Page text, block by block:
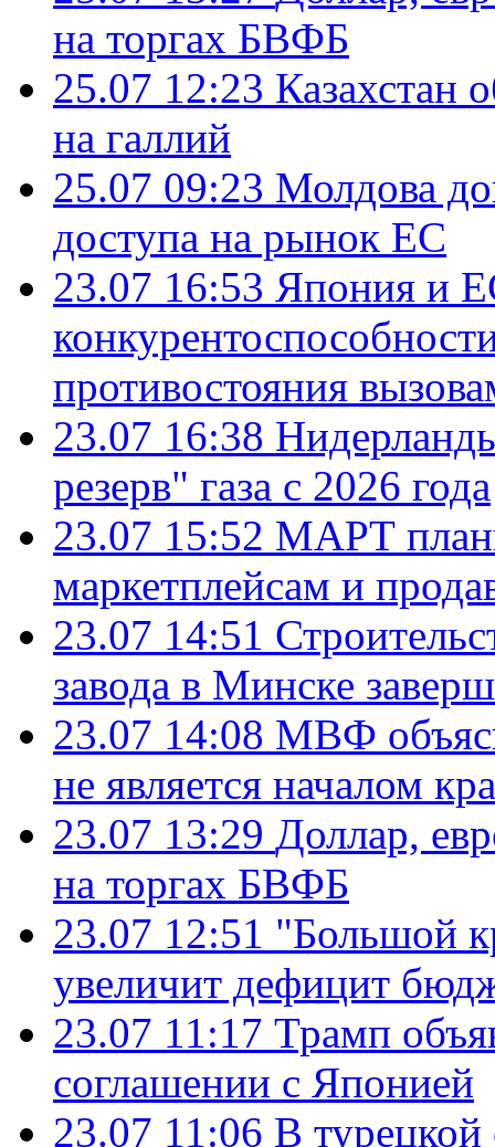
на торгах БВФБ
25.07 12:23 Казахстан
на галлий
25.07 09:23 Молдова
доступа на рынок ЕС
23.07 16:53 Япония и
противостояния
23.07 16:38
резерв" газа с 2026 года
23.07 15:52 МАРТ
маркетплейсам и
23.07 14:51
завода в Минске
23.07 14:08 МВФ
не является началом
23.07 13:29 Доллар,
на торгах БВФБ
23.07 12:51 "Большой
увеличит дефицит
23.07 11:17 Трамп
соглашении с Японией
23.07 11:06 В